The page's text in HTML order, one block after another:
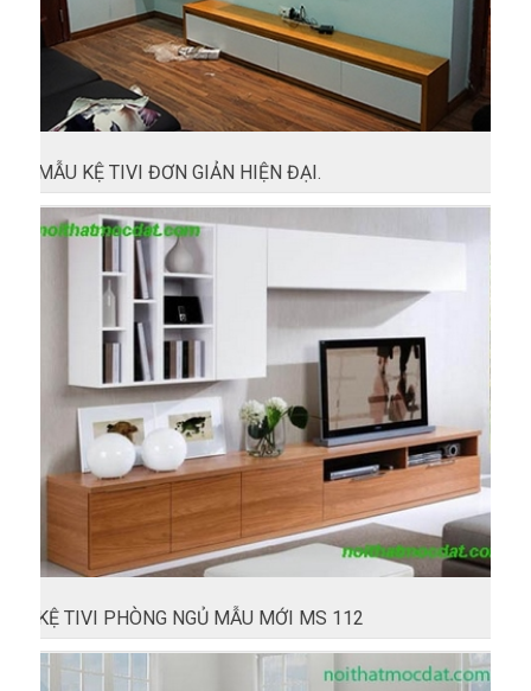
MẪU KỆ TIVI ĐƠN GIẢN HIỆN ĐẠI.
KỆ TIVI PHÒNG NGỦ MẪU MỚI MS 112